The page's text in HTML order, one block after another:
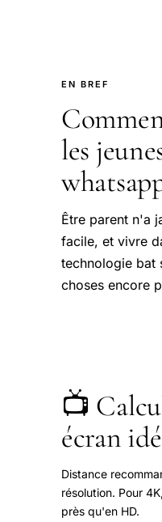
EN BREF
les
Être parent n'a
facile, et vivre
technologie bat
choses encore
📺
écran
Distance
résolution. Pour
près qu'en HD.